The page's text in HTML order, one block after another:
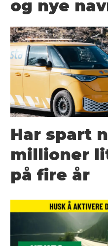
og nye
Har spart
millioner
på fire år